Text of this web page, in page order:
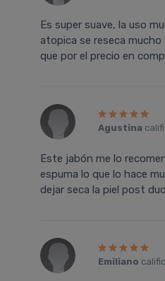
Es super suave, la uso
atopica se reseca mucho
que por el precio en
Agustina
Este jabón me lo
espuma lo que lo hace
dejar seca la piel post
Emiliano